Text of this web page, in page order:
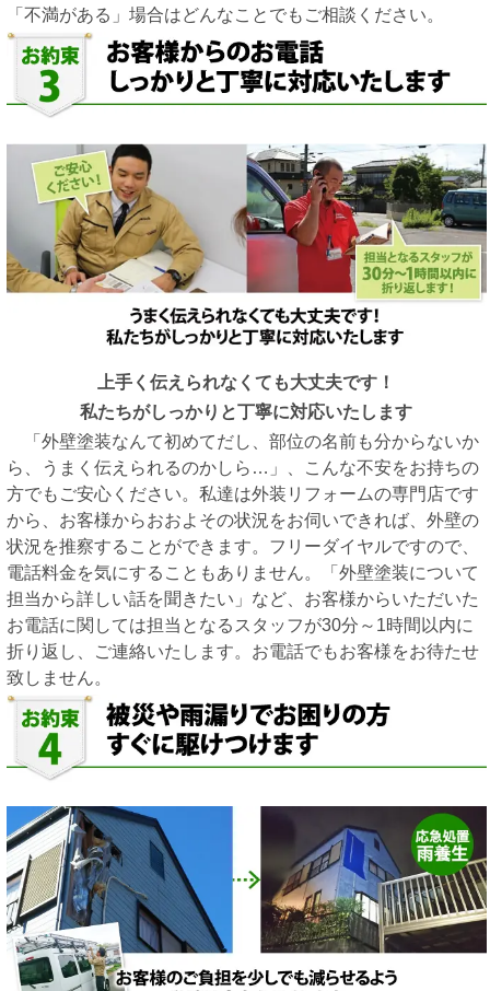
「不満がある」場合はどんなことでもご相談ください。
上手く伝えられなくても大丈夫です！
私たちがしっかりと丁寧に対応いたします
「外壁塗装なんて初めてだし、部位の名前も分からないか
ら、うまく伝えられるのかしら…」、こんな不安をお持ちの
方でもご安心ください。私達は外装リフォームの専門店です
から、お客様からおおよその状況をお伺いできれば、外壁の
状況を推察することができます。フリーダイヤルですので、
電話料金を気にすることもありません。「外壁塗装について
担当から詳しい話を聞きたい」など、お客様からいただいた
お電話に関しては担当となるスタッフが30分～1時間以内に
折り返し、ご連絡いたします。お電話でもお客様をお待たせ
致しません。